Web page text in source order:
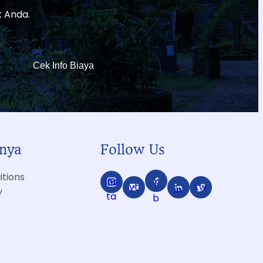
Cek Info Biaya
Follow Us
ins
ta
yt
f
b
in tw